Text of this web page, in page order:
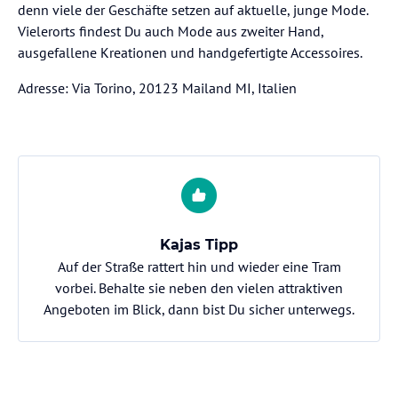
denn viele der Geschäfte setzen auf aktuelle, junge Mode.
Vielerorts findest Du auch Mode aus zweiter Hand,
ausgefallene Kreationen und handgefertigte Accessoires.
Adresse: Via Torino, 20123 Mailand MI, Italien
Kajas Tipp
Auf der Straße rattert hin und wieder eine Tram
vorbei. Behalte sie neben den vielen attraktiven
Angeboten im Blick, dann bist Du sicher unterwegs.